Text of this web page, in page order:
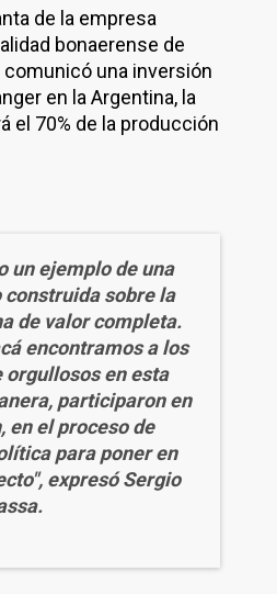
de la empresa
bonaerense de
comunicó una inversión
en la Argentina, la
el 70% de la producción
un ejemplo de una
construida sobre la
de valor completa.
encontramos a los
orgullosos en esta
participaron en
en el proceso de
para poner en
expresó Sergio